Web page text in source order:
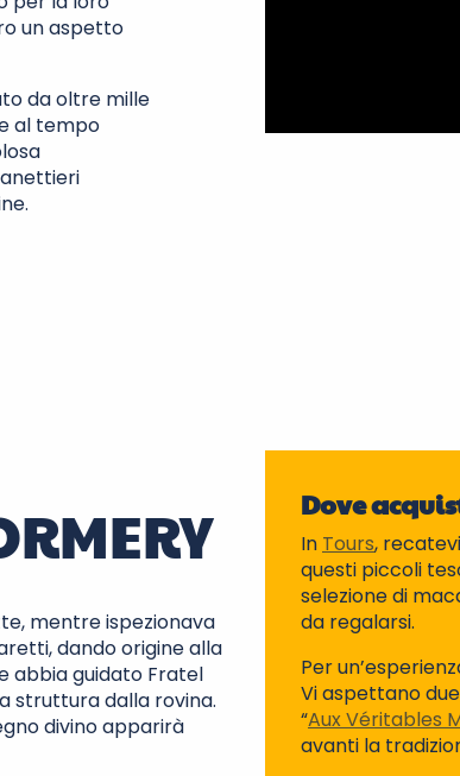
un aspetto
da oltre mille
al tempo
mentre ispezionava
dando origine alla
abbia guidato Fratel
struttura dalla rovina.
divino apparirà
Dove
In Tours,
questi piccoli
selezione di
da regalarsi.
Per
Vi aspettano
“Aux Véritables
avanti la